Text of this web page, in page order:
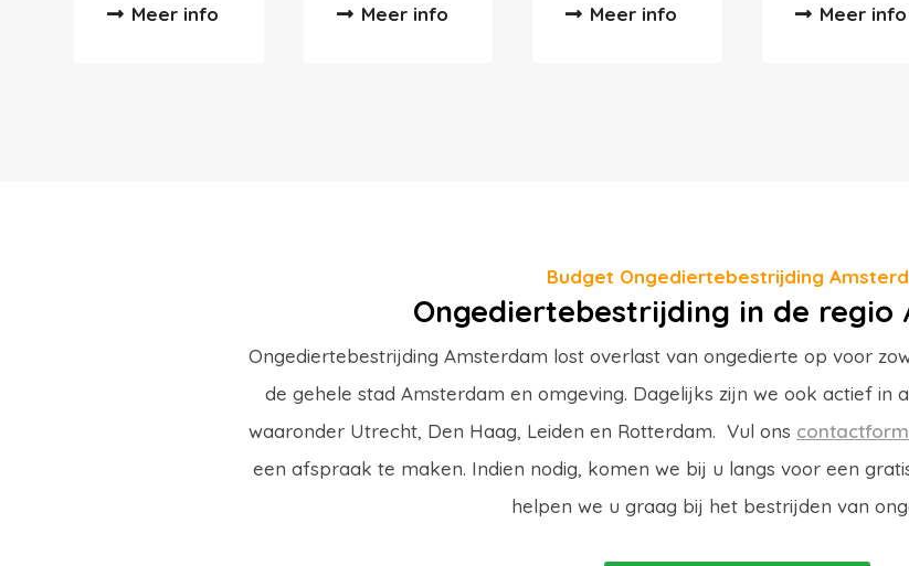
Meer info Meer info Meer info Meer info
Budget Ongediertebestrijding
Ongediertebestrijding in de regio
Ongediertebestrijding Amsterdam lost overlast van ongedierte op voor
de gehele stad Amsterdam en omgeving. Dagelijks zijn we ook actief in
waaronder Utrecht, Den Haag, Leiden en Rotterdam. Vul ons
een afspraak te maken. Indien nodig, komen we bij u langs voor een
helpen we u graag bij het bestrijden van